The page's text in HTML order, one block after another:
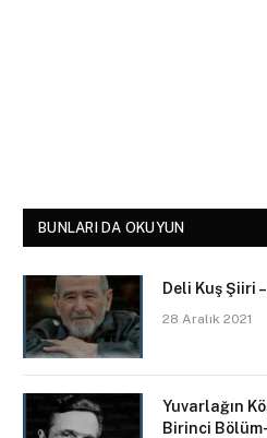
BUNLARI DA OKUYUN
Deli Kuş Şiiri
28 Aralık 2021
Yuvarlağın
Birinci